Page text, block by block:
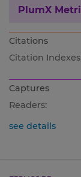
PlumX
Citations
Citation
Captures
Readers:
see details